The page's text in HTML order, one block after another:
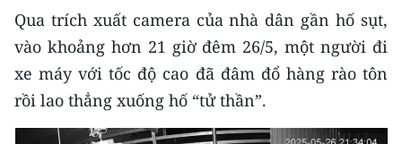
Media Pháp luật
Media Du lịch
Media Thế giới
Media Thể thao
Qua trích xuất camera của nhà dân gần hố sụt,
vào khoảng hơn 21 giờ đêm 26/5, một người đi
xe máy với tốc độ cao đã đâm đổ hàng rào tôn
rồi lao thẳng xuống hố “tử thần”.